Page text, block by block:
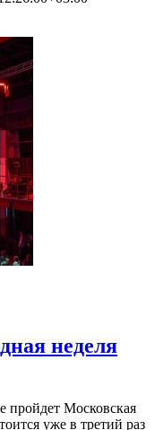
неделя
пройдет Московская
уже в третий раз